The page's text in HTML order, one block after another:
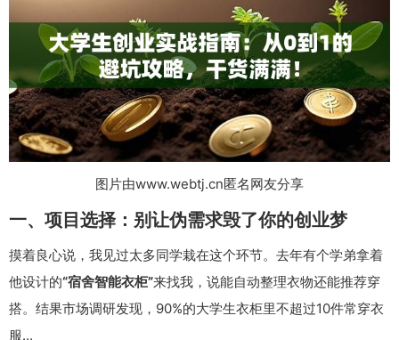
图片由www.webtj.cn匿名网友分享
一、项目选择：别让伪需求毁了你的创业梦
摸着良心说，我见过太多同学栽在这个环节。去年有个学弟拿着
他设计的“宿舍智能衣柜”来找我，说能自动整理衣物还能推荐穿
搭。结果市场调研发现，90%的大学生衣柜里不超过10件常穿衣
服...